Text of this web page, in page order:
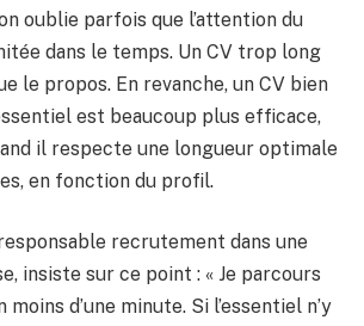
oublie parfois que l’attention du
dans le temps. Un CV trop long
le propos. En revanche, un CV bien
est beaucoup plus efficace,
il respecte une longueur optimale
en fonction du profil.
recrutement dans une
insiste sur ce point : « Je parcours
moins d’une minute. Si l’essentiel n’y